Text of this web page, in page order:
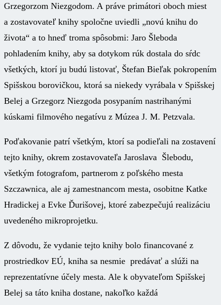
Grzegorzom Niezgodom. A práve primátori oboch miest
a zostavovateľ knihy spoločne uviedli „novú knihu do
života“ a to hneď troma spôsobmi: Jaro Šleboda
pohladením knihy, aby sa dotykom rúk dostala do sŕdc
všetkých, ktorí ju budú listovať, Štefan Bieľak pokropením
Spišskou borovičkou, ktorá sa niekedy vyrábala v Spišskej
Belej a Grzegorz Niezgoda posypaním nastrihanými
kúskami filmového negatívu z Múzea J. M. Petzvala.
Poďakovanie patrí všetkým, ktorí sa podieľali na zostavení
tejto knihy, okrem zostavovateľa Jaroslava Šlebodu,
všetkým fotografom, partnerom z poľského mesta
Szczawnica, ale aj zamestnancom mesta, osobitne Katke
Hradickej a Evke Ďurišovej, ktoré zabezpečujú realizáciu
uvedeného mikroprojetku.
Z dôvodu, že vydanie tejto knihy bolo financované z
prostriedkov EÚ, kniha sa nesmie predávať a slúži na
reprezentatívne účely mesta. Ale k obyvateľom Spišskej
Belej sa táto kniha dostane, nakoľko každá